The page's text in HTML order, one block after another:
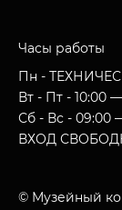
Часы работы
Пн -
Вт - Пт - 10:00
Сб - Вс - 09:00
ВХОД
© Музейный